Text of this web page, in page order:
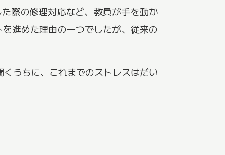
際の修理対応など、教員が手を動か
進めた理由の一つでしたが、従来の
うちに、これまでのストレスはだい